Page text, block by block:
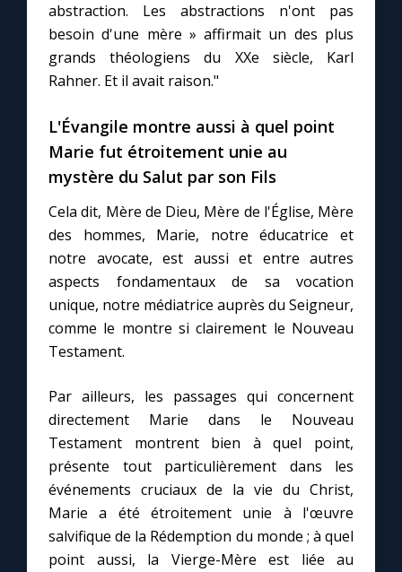
abstraction. Les abstractions n'ont pas
besoin d'une mère » affirmait un des plus
grands théologiens du XXe siècle, Karl
Rahner. Et il avait raison."
L'Évangile montre aussi à quel point
Marie fut étroitement unie au
mystère du Salut par son Fils
Cela dit, Mère de Dieu, Mère de l'Église, Mère
des hommes, Marie, notre éducatrice et
notre avocate, est aussi et entre autres
aspects fondamentaux de sa vocation
unique, notre médiatrice auprès du Seigneur,
comme le montre si clairement le Nouveau
Testament.
Par ailleurs, les passages qui concernent
directement Marie dans le Nouveau
Testament montrent bien à quel point,
présente tout particulièrement dans les
événements cruciaux de la vie du Christ,
Marie a été étroitement unie à l'œuvre
salvifique de la Rédemption du monde ; à quel
point aussi, la Vierge-Mère est liée au